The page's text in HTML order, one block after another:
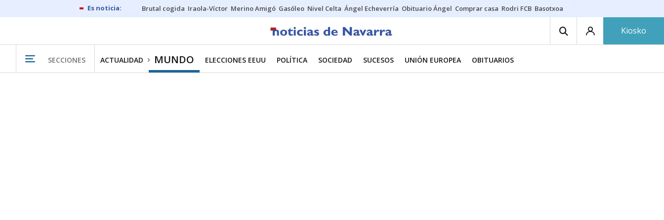
Brutal cogida Iraola-Víctor Merino Amigó Gasóleo Nivel Celta Ángel Echeverría Obituario Ángel Comprar casa Rodri FCB Basotxoa
Kiosko
SECCIONES ACTUALIDAD MUNDO ELECCIONES EEUU POLÍTICA SOCIEDAD SUCESOS UNIÓN EUROPEA OBITUARIOS